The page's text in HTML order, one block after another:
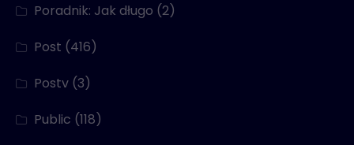
Poradnik: Jak długo (2)
Post (416)
Postv (3)
Public (118)